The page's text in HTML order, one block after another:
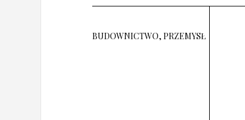
BUDOWNICTWO, PRZEMYSŁ